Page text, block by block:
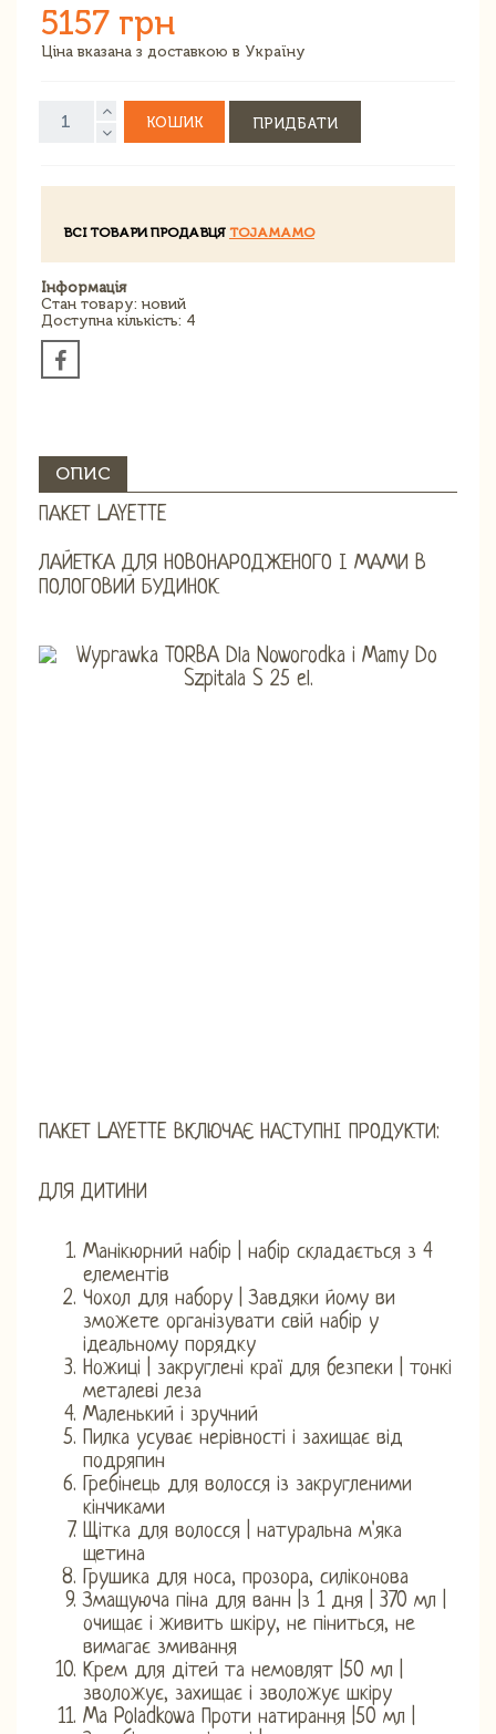
5157 грн
Ціна вказана з доставкою в Україну
КОШИК ПРИДБАТИ
ВСІ ТОВАРИ ПРОДАВЦЯ TOJAMAMO
Інформація
Стан товару: новий
Доступна кількість: 4
ОПИС
ПАКЕТ LAYETTE
ЛАЙЕТКА ДЛЯ НОВОНАРОДЖЕНОГО І МАМИ В
ПОЛОГОВИЙ БУДИНОК
ПАКЕТ LAYETTE ВКЛЮЧАЄ НАСТУПНІ ПРОДУКТИ:
ДЛЯ ДИТИНИ
Манікюрний набір | набір складається з 4
елементів
Чохол для набору | Завдяки йому ви
зможете організувати свій набір у
ідеальному порядку
Ножиці | закруглені краї для безпеки | тонкі
металеві леза
Маленький і зручний
Пилка усуває нерівності і захищає від
подряпин
Гребінець для волосся із закругленими
кінчиками
Щітка для волосся | натуральна м'яка
щетина
Грушика для носа, прозора, силіконова
Змащуюча піна для ванн |з 1 дня | 370 мл |
очищає і живить шкіру, не піниться, не
вимагає змивання
Крем для дітей та немовлят |50 мл |
зволожує, захищає і зволожує шкіру
Ma Poladkowa Проти натирання |50 мл |